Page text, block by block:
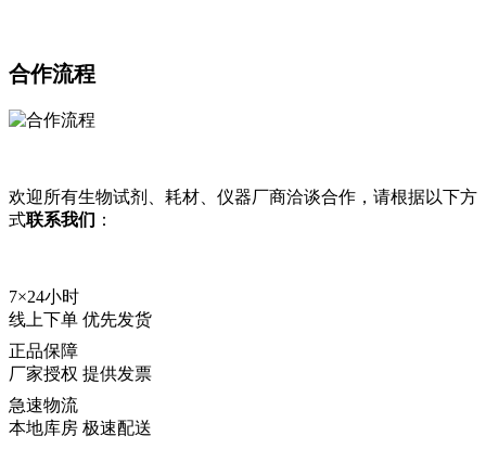
合作流程
欢迎所有生物试剂、耗材、仪器厂商洽谈合作，请根据以下方
式联系我们 ：
7×24小时
线上下单 优先发货
正品保障
厂家授权 提供发票
急速物流
本地库房 极速配送